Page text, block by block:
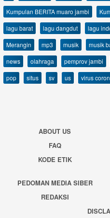
Kumpulan BERITA muaro jambi
lagu barat
lagu dangdut lagu
Merangin
mp3 musik musik
news
olahraga pemprov jambi
pop
situs sv us virus
ABOUT US
FAQ
KODE ETIK
PEDOMAN MEDIA SIBER
REDAKSI